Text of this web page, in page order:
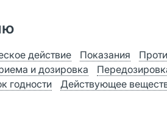
действие Показания
и дозировка
годности Действующее